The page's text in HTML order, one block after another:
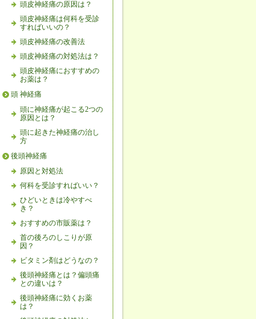
頭皮神経痛の原因は？
頭皮神経痛は何科を受診
すればいいの？
頭皮神経痛の改善法
頭皮神経痛の対処法は？
頭皮神経痛におすすめの
お薬は？
頭 神経痛
頭に神経痛が起こる2つの
原因とは？
頭に起きた神経痛の治し
方
後頭神経痛
原因と対処法
何科を受診すればいい？
ひどいときは冷やすべ
き？
おすすめの市販薬は？
首の後ろのしこりが原
因？
ビタミン剤はどうなの？
後頭神経痛とは？偏頭痛
との違いは？
後頭神経痛に効くお薬
は？